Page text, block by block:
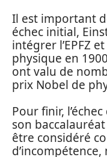
Il est important
échec initial,
intégrer l’EPFZ
physique en
ont valu de
prix Nobel de
Pour finir,
son
être considéré